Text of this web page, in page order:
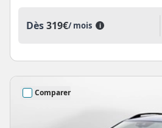
Dès319€/ mois i
Comparer